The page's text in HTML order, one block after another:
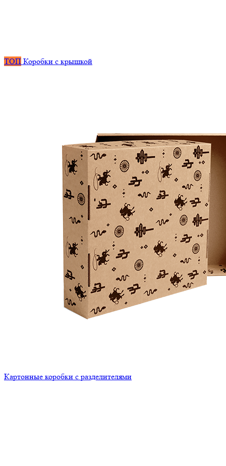
ТОП Коробки с крышкой
Картонные коробки с разделителями